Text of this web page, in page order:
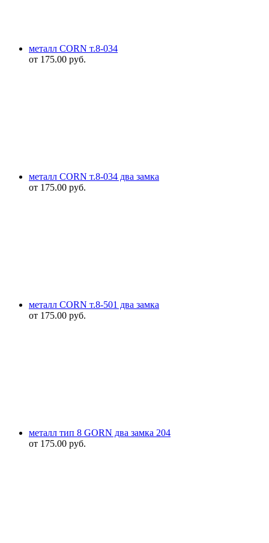
металл CORN т.8-034
от 175.00 руб.
металл CORN т.8-034 два замка
от 175.00 руб.
металл CORN т.8-501 два замка
от 175.00 руб.
металл тип 8 GORN два замка 204
от 175.00 руб.